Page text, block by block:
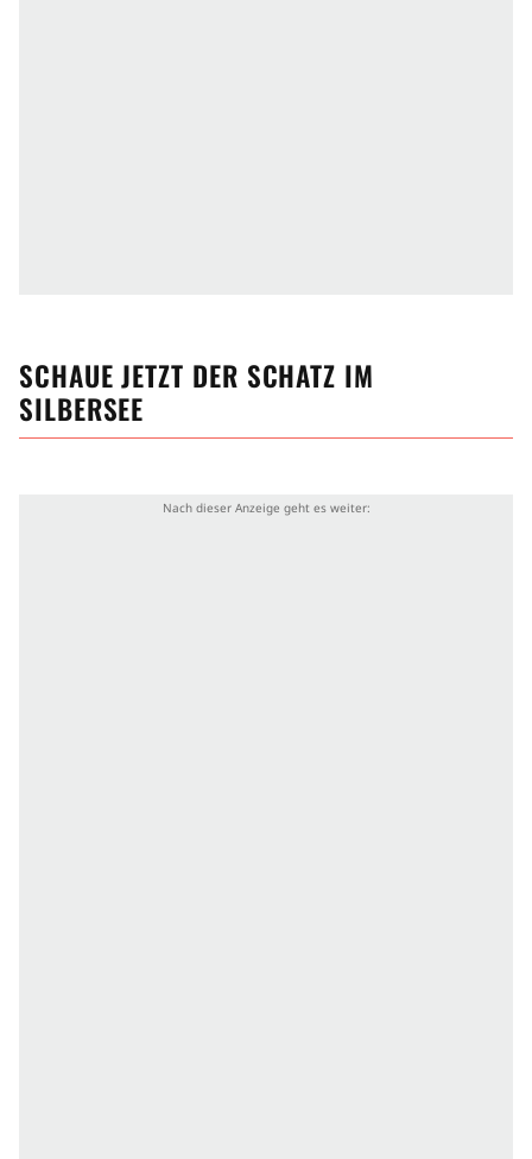
SCHAUE JETZT DER SCHATZ IM
SILBERSEE